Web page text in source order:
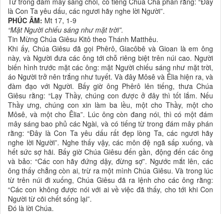
là Con Ta yêu dấu, các ngươi hãy nghe lời Người”.
PHÚC ÂM: Mt 17, 1-9
“Mặt Người chiếu sáng như mặt trời”.
Tin Mừng Chúa Giêsu Kitô theo Thánh Matthêu.
Khi ấy, Chúa Giêsu đã gọi Phêrô, Giacôbê và Gioan là em ông
này, và Người đưa các ông tới chỗ riêng biệt trên núi cao. Người
biến hình trước mặt các ông: mặt Người chiếu sáng như mặt trời,
áo Người trở nên trắng như tuyết. Và đây Môsê và Êlia hiện ra, và
đàm đạo với Người. Bấy giờ ông Phêrô lên tiếng, thưa Chúa
Giêsu rằng: “Lạy Thầy, chúng con được ở đây thì tốt lắm. Nếu
Thầy ưng, chúng con xin làm ba lều, một cho Thầy, một cho
Môsê, và một cho Êlia”. Lúc ông còn đang nói, thì có một đám
mây sáng bao phủ các Ngài, và có tiếng từ trong đám mây phán
rằng: “Ðây là Con Ta yêu dấu rất đẹp lòng Ta, các ngươi hãy
nghe lời Người”. Nghe thấy vậy, các môn đệ ngã sấp xuống, và
hết sức sợ hãi. Bấy giờ Chúa Giêsu đến gần, động đến các ông
và bảo: “Các con hãy đứng dậy, đừng sợ”. Ngước mắt lên, các
ông thấy chẳng còn ai, trừ ra một mình Chúa Giêsu. Và trong lúc
từ trên núi đi xuống, Chúa Giêsu đã ra lệnh cho các ông rằng:
“Các con không được nói với ai về việc đã thấy, cho tới khi Con
Người từ cõi chết sống lại”.
Ðó là lời Chúa.